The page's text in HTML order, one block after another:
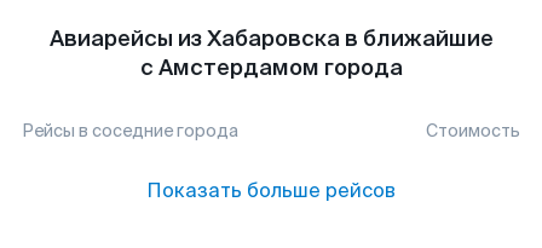
Авиарейсы из Хабаровска в ближайшие
с Амстердамом города
Рейсы в соседние города Стоимость
Показать больше рейсов